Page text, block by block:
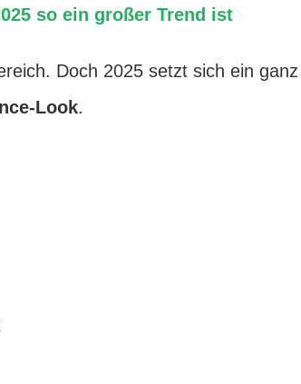
so ein großer Trend ist
Doch 2025 setzt sich ein
Look.